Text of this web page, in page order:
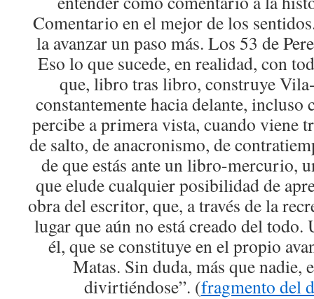
Comentario en el mejor de los
la avanzar un paso más. Los 53 de
Eso lo que sucede, en realidad, con
que, libro tras libro, construye
constantemente hacia delante, incluso
percibe a primera vista, cuando viene
de salto, de anacronismo, de
de que estás ante un libro-mercurio,
que elude cualquier posibilidad de
obra del escritor, que, a través de la
lugar que aún no está creado del todo.
él, que se constituye en el propio
Matas. Sin duda, más que nadie,
divirtiéndose”. (fragmento del